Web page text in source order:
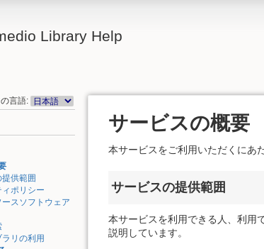
Library Help
言語:
供範囲
ポリシー
スソフトウェア
リの利用
サービスの概要
本サービスをご利用いただくにあ
サービスの提供範囲
本サービスを利用できる人、利用
説明しています。